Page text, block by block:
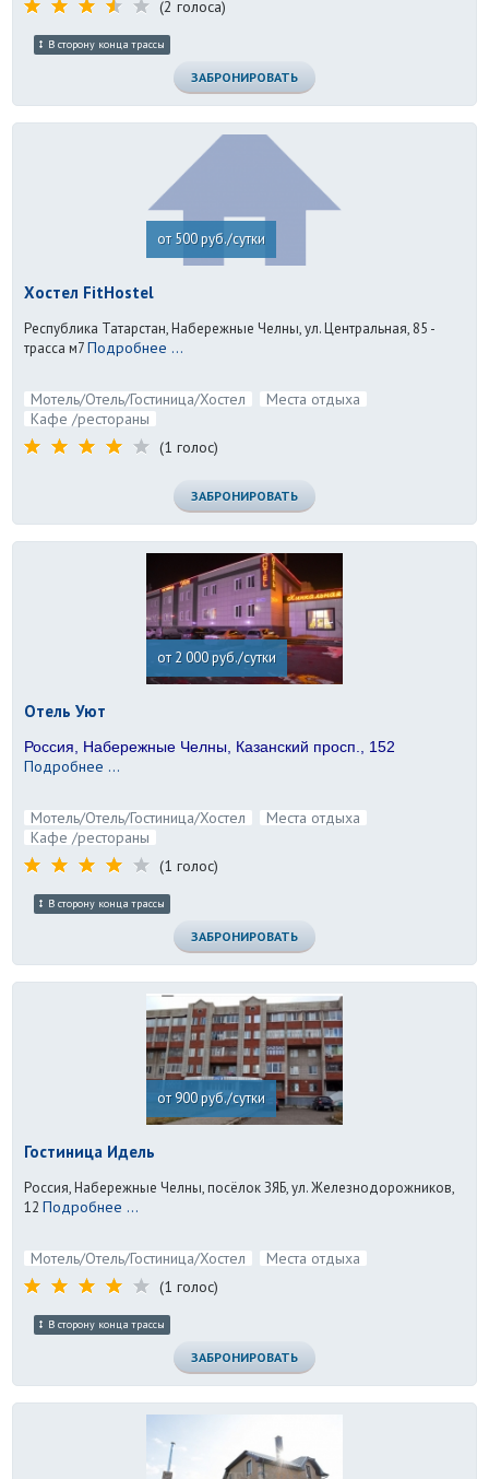
(2 голоса)
В сторону конца трассы
ЗАБРОНИРОВАТЬ
от 500 руб./сутки
Хостел FitHostel
Республика Татарстан, Набережные Челны, ул. Центральная, 85 -
трасса м7Подробнее ...
Мотель/Отель/Гостиница/Хостел
Места отдыха
Кафе /рестораны
(1 голос)
ЗАБРОНИРОВАТЬ
от 2 000 руб./сутки
Отель Уют
Россия, Набережные Челны, Казанский просп., 152
Подробнее ...
Мотель/Отель/Гостиница/Хостел
Места отдыха
Кафе /рестораны
(1 голос)
В сторону конца трассы
ЗАБРОНИРОВАТЬ
от 900 руб./сутки
Гостиница Идель
Россия, Набережные Челны, посёлок ЗЯБ, ул. Железнодорожников,
12 Подробнее ...
Мотель/Отель/Гостиница/Хостел
Места отдыха
(1 голос)
В сторону конца трассы
ЗАБРОНИРОВАТЬ